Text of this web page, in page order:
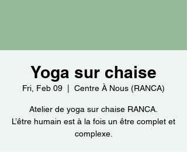
Yoga sur chaise
Fri, Feb 09 Centre À Nous (RANCA)
Atelier de yoga sur chaise RANCA.
L’être humain est à la fois un être complet et
complexe.